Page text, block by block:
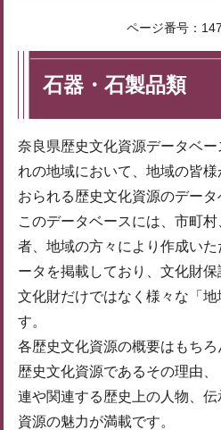
ページ番号：
石器・石製品類
奈良県歴史文化資源データベ
れの地域において、地域の皆
おられる歴史文化資源のデータ
このデータベースには、市町
者、地域の方々により作成い
ータを掲載しており、文化財
文化財だけではなく様々な「
す。
各歴史文化資源の概要はもち
歴史文化資源であるその理由
連や関連する歴史上の人物、
資源の魅力が満載です。